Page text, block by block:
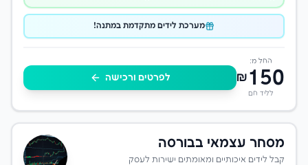
מערכת לידים מתקדמת במתנה!
החל מ:
₪ 150
לליד חם
לפרטים ורכישה
מסחר עצמאי בבורסה
קבל לידים איכותיים ומאומתים ישירות לעסק